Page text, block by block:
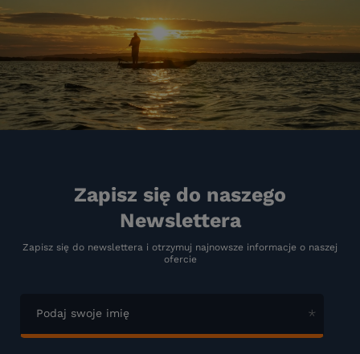
Zapisz się do naszego
Newslettera
Zapisz się do newslettera i otrzymuj najnowsze informacje o naszej
ofercie
Podaj swoje imię